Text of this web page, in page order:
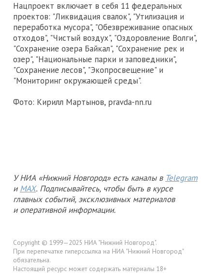
Нацпроект включает в себя 11 федеральных
проектов: "Ликвидация свалок", "Утилизация и
переработка мусора", "Обезвреживание опасных
отходов", "Чистый воздух", "Оздоровление Волги",
"Сохранение озера Байкал", "Сохранение рек и
озер", "Национальные парки и заповедники",
"Сохранение лесов", "Экопросвещение" и
"Мониторинг окружающей среды".
Фото: Кирилл Мартынов, pravda-nn.ru
У НИА «Нижний Новгород» есть каналы в Telegram
и MAX. Подписывайтесь, чтобы быть в курсе
главных событий, эксклюзивных материалов
и оперативной информации.
Copyright © 1999—2025 НИА "Нижний Новгород".
При перепечатке гиперссылка на НИА "Нижний Новгород"
обязательна.
Настоящий ресурс может содержать материалы 18+